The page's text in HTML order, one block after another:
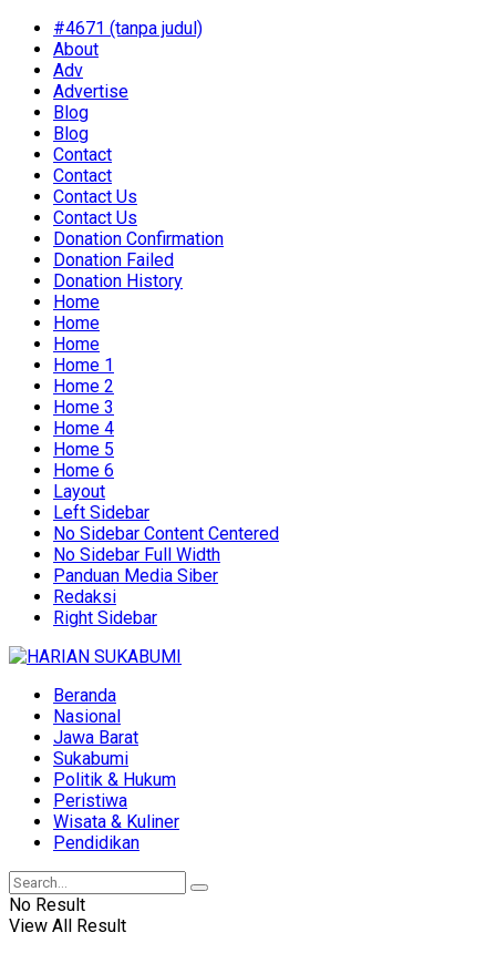
#4671 (tanpa judul)
About
Adv
Advertise
Blog
Blog
Contact
Contact
Contact Us
Contact Us
Donation Confirmation
Donation Failed
Donation History
Home
Home
Home
Home 1
Home 2
Home 3
Home 4
Home 5
Home 6
Layout
Left Sidebar
No Sidebar Content Centered
No Sidebar Full Width
Panduan Media Siber
Redaksi
Right Sidebar
Beranda
Nasional
Jawa Barat
Sukabumi
Politik & Hukum
Peristiwa
Wisata & Kuliner
Pendidikan
No Result
View All Result